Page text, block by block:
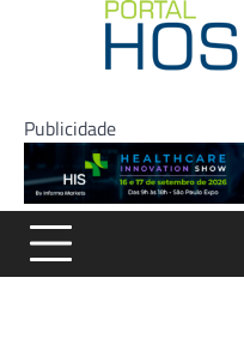
Publicidade